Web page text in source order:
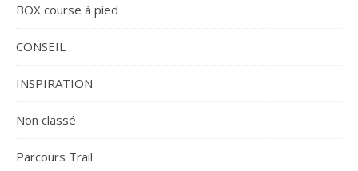
BOX course à pied
CONSEIL
INSPIRATION
Non classé
Parcours Trail